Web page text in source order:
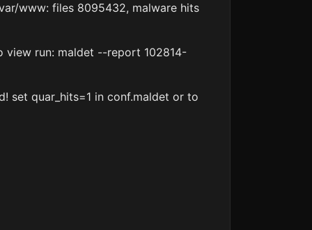
www: files 8095432, malware hits
view run: maldet --report 102814-
set quar_hits=1 in conf.maldet or to